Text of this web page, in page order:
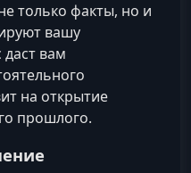
только факты, но и
вашу
даст вам
на открытие
прошлого.